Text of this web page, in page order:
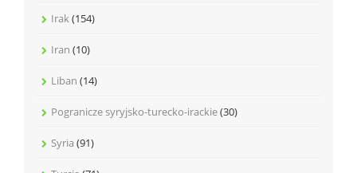
Irak(154)
Iran (10)
Liban (14)
Pogranicze syryjsko-turecko-irackie(30)
Syria (91)